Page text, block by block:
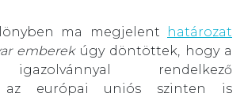
ma megjelent
határozat
emberekúgy döntöttek, hogy a
rendelkező
az európai uniós szinten is